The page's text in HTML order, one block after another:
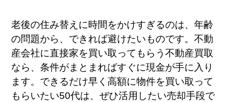
老後の住み替えに時間をかけすぎるのは、年齢
の問題から、できれば避けたいものです。不動
産会社に直接家を買い取ってもらう不動産買取
なら、条件がまとまればすぐに現金が手に入り
ます。できるだけ早く高額に物件を買い取って
もらいたい50代は、ぜひ活用したい売却手段で